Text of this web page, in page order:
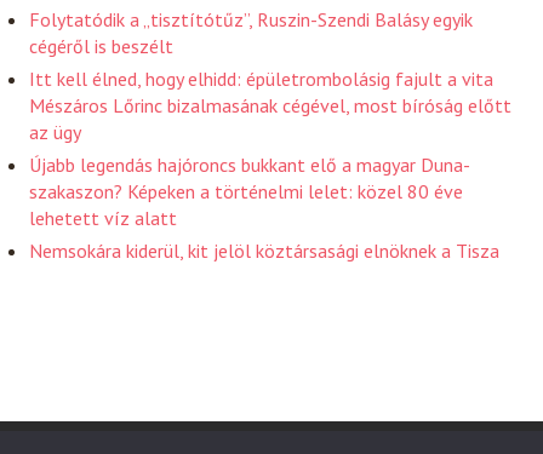
Folytatódik a „tisztítótűz”, Ruszin-Szendi Balásy egyik
cégéről is beszélt
Itt kell élned, hogy elhidd: épületrombolásig fajult a vita
Mészáros Lőrinc bizalmasának cégével, most bíróság előtt
az ügy
Újabb legendás hajóroncs bukkant elő a magyar Duna-
szakaszon? Képeken a történelmi lelet: közel 80 éve
lehetett víz alatt
Nemsokára kiderül, kit jelöl köztársasági elnöknek a Tisza